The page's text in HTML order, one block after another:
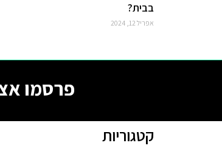
בבית?
אפריל 12, 2024
פרסמו
קטגוריות